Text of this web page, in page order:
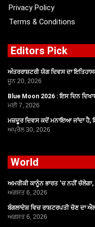
Privacy Policy
Terms & Conditions
Editors Pick
ਅੰਤਰਰਾਸ਼ਟਰੀ ਯੋਗ ਦਿਵਸ ਦਾ
ਜੂਨ 20, 2026
Blue Moon 2026 : ਇਸ ਦਿਨ
ਮਈ 7, 2026
ਮਜ਼ਦੂਰ ਦਿਵਸ ਕਦੋਂ ਮਨਾਇਆ ਜਾਂਦਾ ਹੈ,
ਅਪ੍ਰੈਲ 30, 2026
World
ਅਮਰੀਕੀ ਕਾਨੂੰਨ ਭਾਰਤ ‘ਚ ਨਹੀਂ
ਅਗਸਤ 6, 2026
ਬੰਗਲਾਦੇਸ਼ ਵਿਚ ਰਾਸ਼ਟਰਪਤੀ ਚੋਣ ਦਾ
ਅਗਸਤ 6, 2026